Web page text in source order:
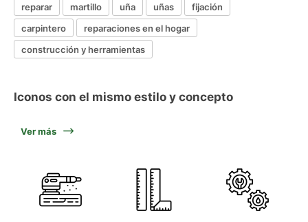
reparar martillo uña uñas
fijación
carpintero
reparaciones en el hogar
construcción y herramientas
Iconos con el mismo estilo y concepto
Ver más